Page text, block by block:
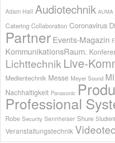
Adam Hall Audiotechnik AUMA
Catering Collaboration Coronavirus
Partner Events-Magazin
KommunikationsRaum.
Lichttechnik Live-
Medientechnik Messe Meyer Sound
Nachhaltigkeit Panasonic
Professional
Robe Security Sennheiser Shure
Veranstaltungstechnik